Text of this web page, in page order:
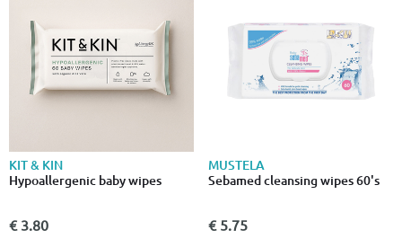
KIT & KIN
Hypoallergenic baby wipes
€ 3.80
MUSTELA
Sebamed cleansing wipes 60's
€ 5.75